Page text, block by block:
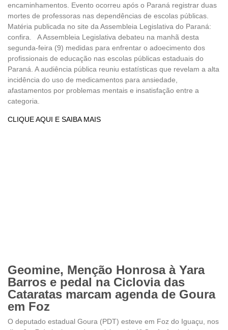
encaminhamentos. Evento ocorreu após o Paraná registrar duas
mortes de professoras nas dependências de escolas públicas.
Matéria publicada no site da Assembleia Legislativa do Paraná:
confira. A Assembleia Legislativa debateu na manhã desta
segunda-feira (9) medidas para enfrentar o adoecimento dos
profissionais de educação nas escolas públicas estaduais do
Paraná. A audiência pública reuniu estatísticas que revelam a alta
incidência do uso de medicamentos para ansiedade,
afastamentos por problemas mentais e insatisfação entre a
categoria.
CLIQUE AQUI E SAIBA MAIS
Geomine, Menção Honrosa à Yara
Barros e pedal na Ciclovia das
Cataratas marcam agenda de Goura
em Foz
O deputado estadual Goura (PDT) esteve em Foz do Iguaçu, nos